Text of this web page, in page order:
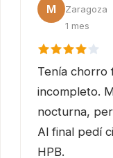
M
Zaragoza
1 mes
Tenía chorro
incompleto.
nocturna,
Al final pedí
HPB.